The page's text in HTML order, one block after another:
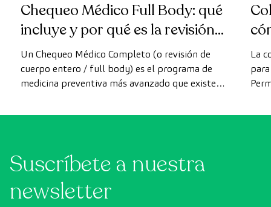
Chequeo Médico Full Body: qué
incluye y por qué es la revisión
más avanzada
Un Chequeo Médico Completo (o revisión de
cuerpo entero / full body) es el programa de
medicina preventiva más avanzado que existe
convencionales, este chequeo utiliza la
exhaustiva el estado de los órganos vitales, el
sistema vascular y el cerebro antes de que
aparezcan los primeros síntomas.
La
Suscríbete a nuestra
newsletter